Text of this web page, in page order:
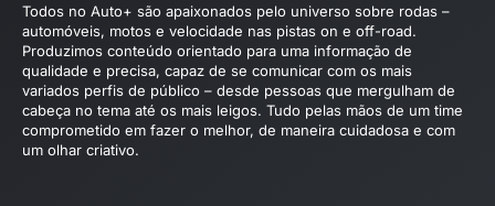
Todos no Auto+ são apaixonados pelo universo sobre rodas –
automóveis, motos e velocidade nas pistas on e off-road.
Produzimos conteúdo orientado para uma informação de
qualidade e precisa, capaz de se comunicar com os mais
variados perfis de público – desde pessoas que mergulham de
cabeça no tema até os mais leigos. Tudo pelas mãos de um time
comprometido em fazer o melhor, de maneira cuidadosa e com
um olhar criativo.